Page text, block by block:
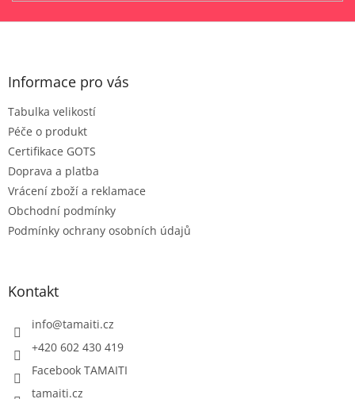
Z
Informace pro vás
Tabulka velikostí
Péče o produkt
Certifikace GOTS
Doprava a platba
Vrácení zboží a reklamace
Obchodní podmínky
Podmínky ochrany osobních údajů
Kontakt
info@tamaiti.cz
+420 602 430 419
Facebook TAMAITI
tamaiti.cz